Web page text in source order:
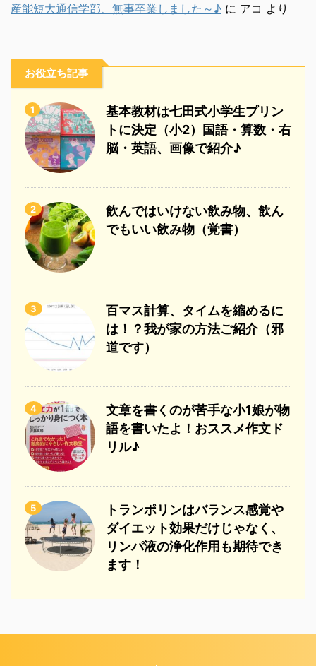
産能短大通信学部、無事卒業しました～♪ に アコ より
お役立ち記事
1
基本教材は七田式小学生プリン
トに決定（小2）国語・算数・右
脳・英語、画像で紹介♪
2
飲んではいけない飲み物、飲ん
でもいい飲み物（覚書）
3
百マス計算、タイムを縮めるに
は！？我が家の方法ご紹介（邪
道です）
4
文章を書くのが苦手な小1娘が物
語を書いたよ！おススメ作文ド
リル♪
5
トランポリンはバランス感覚や
ダイエット効果だけじゃなく、
リンパ液の浄化作用も期待でき
ます！